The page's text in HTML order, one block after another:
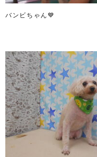
バンビちゃん💙